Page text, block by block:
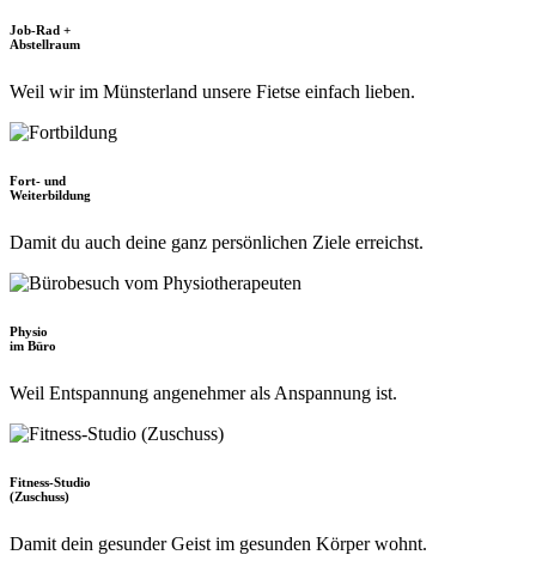
Job-Rad +
Abstellraum
Weil wir im Münsterland unsere Fietse einfach lieben.
Fort- und
Weiterbildung
Damit du auch deine ganz persönlichen Ziele erreichst.
Physio
im Büro
Weil Entspannung angenehmer als Anspannung ist.
Fitness-Studio
(Zuschuss)
Damit dein gesunder Geist im gesunden Körper wohnt.